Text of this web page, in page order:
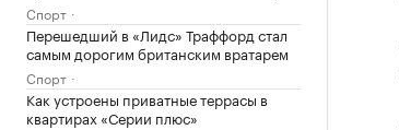
Спорт
Перешедший в «Лидс» Траффорд стал
самым дорогим британским вратарем
Спорт
Как устроены приватные террасы в
квартирах «Серии плюс»